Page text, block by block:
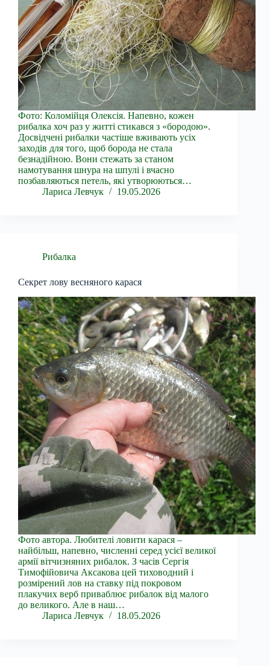
Фото: Коломійця Олексія. Напевно, кожен
рибалка хоч раз у житті стикався з «бородою».
Досвідчені рибалки частіше вживають усіх
заходів для того, щоб борода не стала
безнадійною. Вони стежать за станом
намотування шнура на шпулі і вчасно
позбавляються петель, які утворюються…
Лариса Левчук
19.05.2026
Рибалка
Секрет лову весняного карася
Фото автора. Любителі ловити карася –
найбільш, напевно, численні серед усієї великої
армії вітчизняних рибалок. З часів Сергія
Тимофійовича Аксакова цей тиховодний і
розмірений лов на ставку під покровом
плакучих верб приваблює рибалок від малого
до великого. Але в наш…
Лариса Левчук
18.05.2026